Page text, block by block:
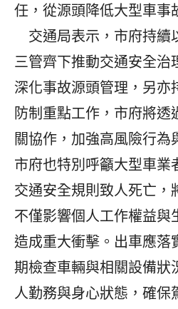
任，從源頭降低大型車事
交通局表示，市府持續
三管齊下推動交通安全治
深化事故源頭管理，另亦
防制重點工作，市府將透
關協作，加強高風險行為
市府也特別呼籲大型車業
交通安全規則致人死亡，
不僅影響個人工作權益與
造成重大衝擊。出車應落
期檢查車輛與相關設備狀
人勤務與身心狀態，確保